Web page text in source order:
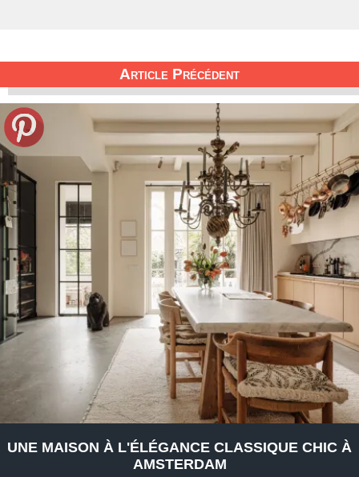
Article Précédent
UNE MAISON À L'ÉLÉGANCE CLASSIQUE CHIC À
AMSTERDAM